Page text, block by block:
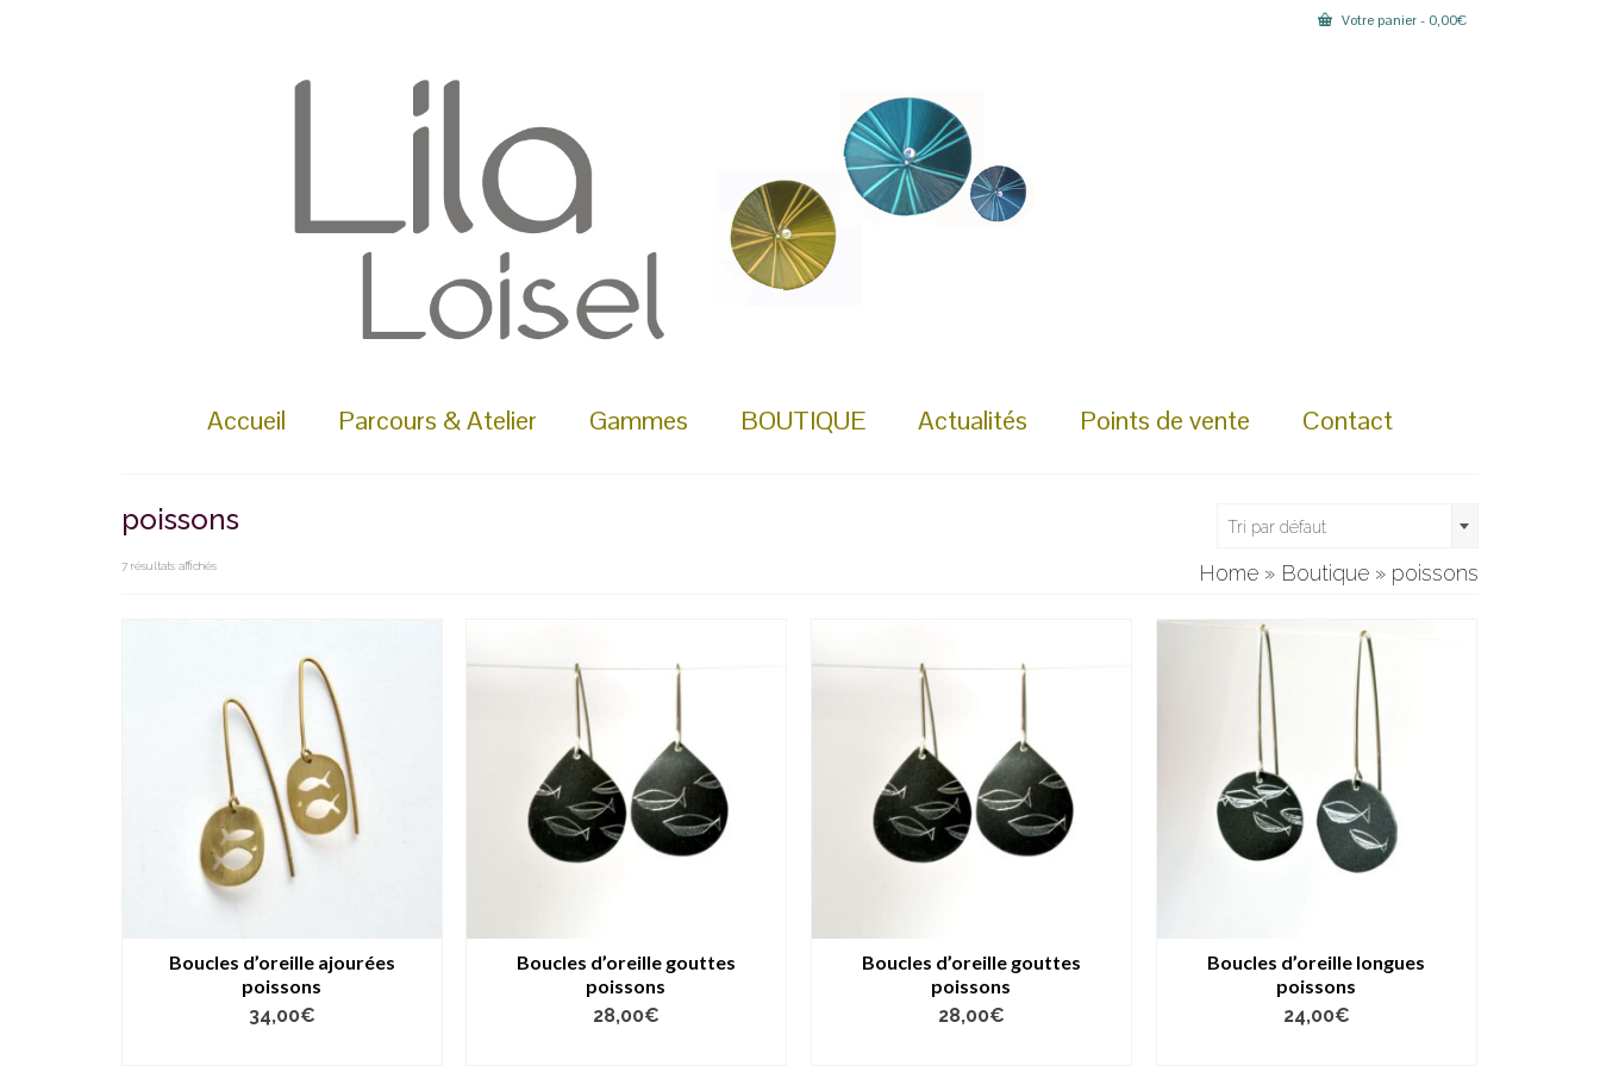
Votre panier- 0,00€
Accueil Parcours & Atelier Gammes BOUTIQUE Actualités Points de vente Contact
poissons
7 résultats affichés
Tri par défaut
Home » Boutique » poissons
Boucles d’oreille ajourées
poissons
34,00€
Boucles d’oreille gouttes
poissons
28,00€
Boucles d’oreille gouttes
poissons
28,00€
Boucles d’oreille longues
poissons
24,00€